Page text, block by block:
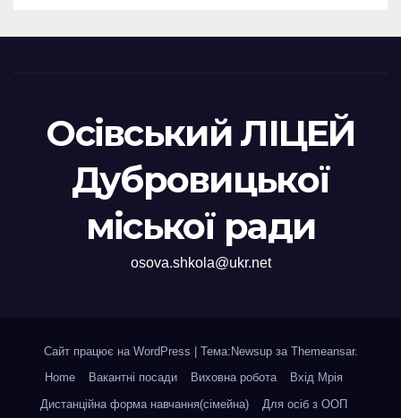
Осівський ЛІЦЕЙ
Дубровицької
міської ради
osova.shkola@ukr.net
Сайт працює на WordPress Тема:Newsup за Themeansar.
Home
Вакантні посади Виховна робота
Вхід Мрія
Дистанційна форма навчання(сімейна)
Для осіб з ООП